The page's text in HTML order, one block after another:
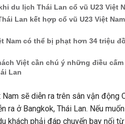
du lịch Thái Lan cổ vũ U23 Việt
Lan kết hợp cổ vũ U23 Việt
Nam có thể bị phạt hơn 34 triệu
Việt cần chú ý những điều cấm
Lan
sẽ diễn ra trên sân vận động
ra ở Bangkok, Thái Lan. Nếu
khách phải đáp chuyến bay nối từ